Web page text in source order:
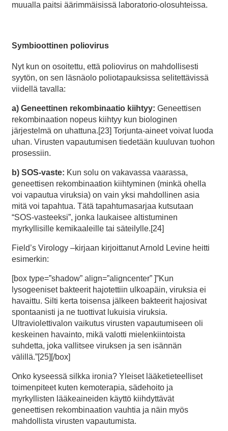
muualla paitsi äärimmäisissä laboratorio-olosuhteissa.
Symbioottinen poliovirus
Nyt kun on osoitettu, että poliovirus on mahdollisesti
syytön, on sen läsnäolo poliotapauksissa selitettävissä
viidellä tavalla:
a) Geneettinen rekombinaatio kiihtyy: Geneettisen
rekombinaation nopeus kiihtyy kun biologinen
järjestelmä on uhattuna.[23] Torjunta-aineet voivat luoda
uhan. Virusten vapautumisen tiedetään kuuluvan tuohon
prosessiin.
b) SOS-vaste: Kun solu on vakavassa vaarassa,
geneettisen rekombinaation kiihtyminen (minkä ohella
voi vapautua viruksia) on vain yksi mahdollinen asia
mitä voi tapahtua. Tätä tapahtumasarjaa kutsutaan
“SOS-vasteeksi”, jonka laukaisee altistuminen
myrkyllisille kemikaaleille tai säteilylle.[24]
Field’s Virology –kirjaan kirjoittanut Arnold Levine heitti
esimerkin:
[box type=”shadow” align=”aligncenter” ]”Kun
lysogeeniset bakteerit hajotettiin ulkoapäin, viruksia ei
havaittu. Silti kerta toisensa jälkeen bakteerit hajosivat
spontaanisti ja ne tuottivat lukuisia viruksia.
Ultraviolettivalon vaikutus virusten vapautumiseen oli
keskeinen havainto, mikä valotti mielenkiintoista
suhdetta, joka vallitsee viruksen ja sen isännän
välillä.”[25][/box]
Onko kyseessä silkka ironia? Yleiset lääketieteelliset
toimenpiteet kuten kemoterapia, sädehoito ja
myrkyllisten lääkeaineiden käyttö kiihdyttävät
geneettisen rekombinaation vauhtia ja näin myös
mahdollista virusten vapautumista.